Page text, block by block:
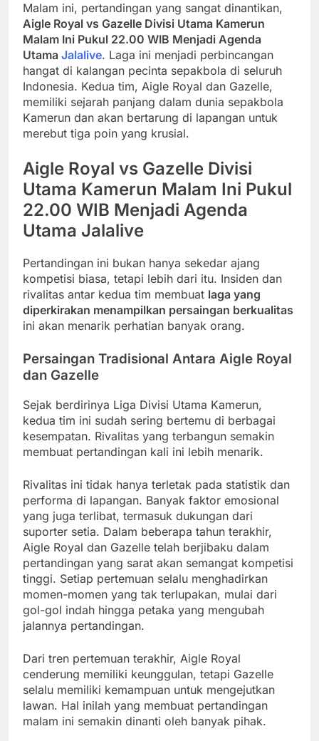
Malam ini, pertandingan yang sangat dinantikan,
Aigle Royal vs Gazelle Divisi Utama Kamerun
Malam Ini Pukul 22.00 WIB Menjadi Agenda
Utama Jalalive. Laga ini menjadi perbincangan
hangat di kalangan pecinta sepakbola di seluruh
Indonesia. Kedua tim, Aigle Royal dan Gazelle,
memiliki sejarah panjang dalam dunia sepakbola
Kamerun dan akan bertarung di lapangan untuk
merebut tiga poin yang krusial.
Aigle Royal vs Gazelle Divisi
Utama Kamerun Malam Ini Pukul
22.00 WIB Menjadi Agenda
Utama Jalalive
Pertandingan ini bukan hanya sekedar ajang
kompetisi biasa, tetapi lebih dari itu. Insiden dan
rivalitas antar kedua tim membuat laga yang
diperkirakan menampilkan persaingan berkualitas
ini akan menarik perhatian banyak orang.
Persaingan Tradisional Antara Aigle Royal
dan Gazelle
Sejak berdirinya Liga Divisi Utama Kamerun,
kedua tim ini sudah sering bertemu di berbagai
kesempatan. Rivalitas yang terbangun semakin
membuat pertandingan kali ini lebih menarik.
Rivalitas ini tidak hanya terletak pada statistik dan
performa di lapangan. Banyak faktor emosional
yang juga terlibat, termasuk dukungan dari
suporter setia. Dalam beberapa tahun terakhir,
Aigle Royal dan Gazelle telah berjibaku dalam
pertandingan yang sarat akan semangat kompetisi
tinggi. Setiap pertemuan selalu menghadirkan
momen-momen yang tak terlupakan, mulai dari
gol-gol indah hingga petaka yang mengubah
jalannya pertandingan.
Dari tren pertemuan terakhir, Aigle Royal
cenderung memiliki keunggulan, tetapi Gazelle
selalu memiliki kemampuan untuk mengejutkan
lawan. Hal inilah yang membuat pertandingan
malam ini semakin dinanti oleh banyak pihak.